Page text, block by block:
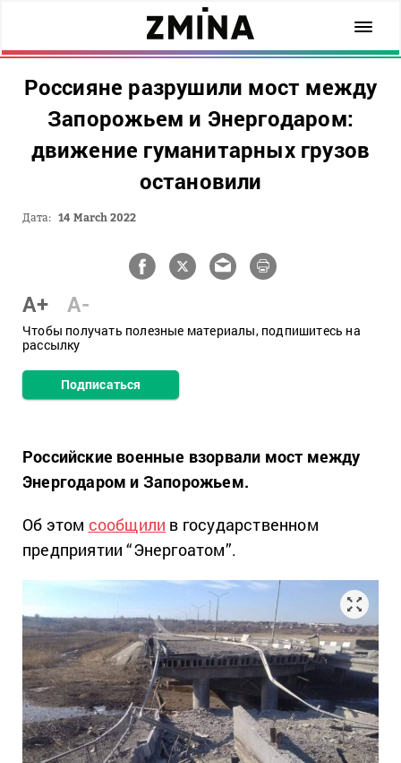
Россияне разрушили мост между
Запорожьем и Энергодаром:
движение гуманитарных грузов
остановили
Дата: 14 March 2022
A+ A-
Чтобы получать полезные материалы, подпишитесь на
рассылку
Подписаться
Российские военные взорвали мост между
Энергодаром и Запорожьем.
Об этом сообщили в государственном
предприятии “Энергоатом”.